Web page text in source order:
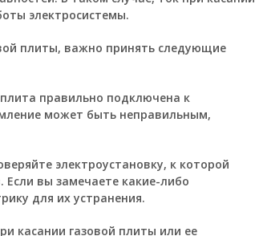
электросистемы.
плиты, важно принять следующие
правильно подключена к
может быть неправильным,
электроустановку, к которой
вы замечаете какие-либо
для их устранения.
касании газовой плиты или ее